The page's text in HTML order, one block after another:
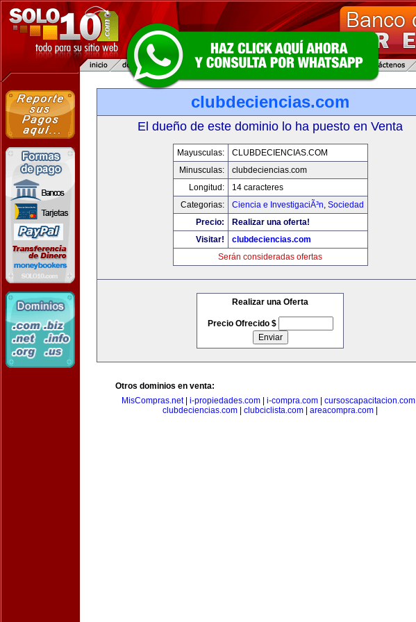
clubdeciencias.com
El dueño de este dominio lo ha puesto en Venta
Mayusculas:
CLUBDECIENCIAS.COM
Minusculas:
clubdeciencias.com
Longitud:
14 caracteres
Categorias:
Ciencia e InvestigaciÃ³n, Sociedad
Precio:
Realizar una oferta!
Visitar!
clubdeciencias.com
Serán consideradas ofertas
Realizar una Oferta
Precio Ofrecido $
Otros dominios en venta:
MisCompras.net| i-propiedades.com| i-compra.com| cursoscapacitacion.com|
clubdeciencias.com
clubciclista.com areacompra.com